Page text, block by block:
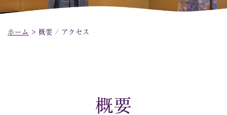
ホーム > 概要 / アクセス
概要